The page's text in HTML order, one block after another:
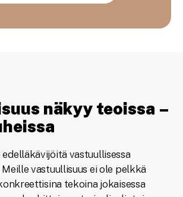
näkyy teoissa –
edelläkävijöitä vastuullisessa
vastuullisuus ei ole pelkkä
tekoina jokaisessa